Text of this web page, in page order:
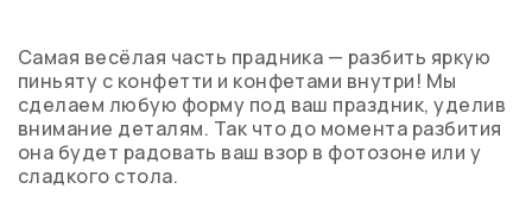
Самая весёлая часть прадника — разбить яркую
пиньяту с конфетти и конфетами внутри! Мы
сделаем любую форму под ваш праздник, уделив
внимание деталям. Так что до момента разбития
она будет радовать ваш взор в фотозоне или у
сладкого стола.